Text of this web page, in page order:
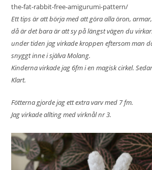
the-fat-rabbit-free-amigurumi-pattern/
Ett tips är att börja med att göra alla öron,
då är det bara är att sy på längst vägen du
under tiden jag virkade kroppen eftersom man
snyggt inne i själva Molang.
Kinderna virkade jag 6fm i en magisk cirkel.
Klart.
Fötterna gjorde jag ett extra varv med 7 fm.
Jag virkade allting med virknål nr 3.